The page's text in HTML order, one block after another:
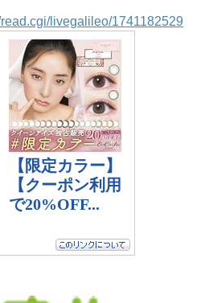
livegalileo/1741182529